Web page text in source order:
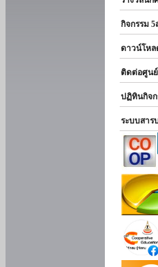
กิจกรรม 5
ดาวน์โหล
ติดต่อศูน
ปฏิทินกิจก
ระบบสาร